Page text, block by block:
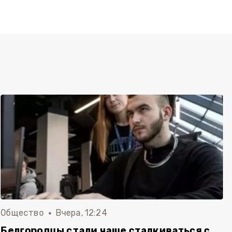
Общество Вчера, 12:24